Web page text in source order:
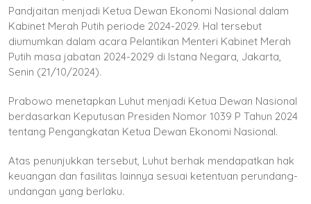
Pandjaitan menjadi Ketua Dewan Ekonomi Nasional dalam
Kabinet Merah Putih periode 2024-2029. Hal tersebut
diumumkan dalam acara Pelantikan Menteri Kabinet Merah
Putih masa jabatan 2024-2029 di Istana Negara, Jakarta,
Senin (21/10/2024).
Prabowo menetapkan Luhut menjadi Ketua Dewan Nasional
berdasarkan Keputusan Presiden Nomor 1039 P Tahun 2024
tentang Pengangkatan Ketua Dewan Ekonomi Nasional.
Atas penunjukkan tersebut, Luhut berhak mendapatkan hak
keuangan dan fasilitas lainnya sesuai ketentuan perundang-
undangan yang berlaku.